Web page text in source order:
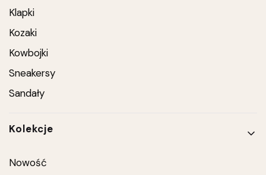
Klapki
Kozaki
Kowbojki
Sneakersy
Sandały
Kolekcje
Nowość